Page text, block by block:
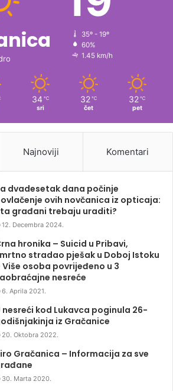
35º - 19º
60%
1.45 km/h
34 ℃
sri
32 ℃
čet
32 ℃
pet
Najnoviji Komentari
dvadesetak dana počinje
ovih novčanica iz opticaja:
građani trebaju uraditi?
12. Decembra 2024.
hronika – Suicid u Pribavi,
stradao pješak u Doboj Istoku
Više osoba povrijeđeno u 3
nesreće
6. Aprila 2021.
nesreći kod Lukavca poginula 26-
iz Gračanice
20. Oktobra 2022.
Gračanica – Informacija za sve
30. Marta 2020.